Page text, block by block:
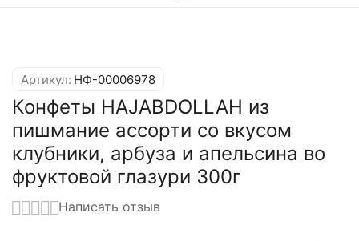
Артикул: НФ-00006978
Конфеты HAJABDOLLAH из
пишмание ассорти со вкусом
клубники, арбуза и апельсина во
фруктовой глазури 300г
Написать отзыв